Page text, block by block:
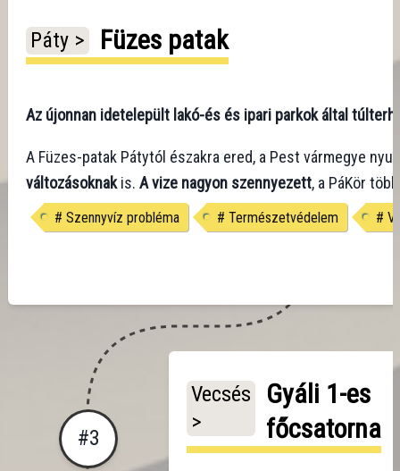
Páty > Füzes patak
Az újonnan idetelepült lakó-és és ipari parkok által
A Füzes-patak Pátytól északra ered, a Pest vármegye
változásoknakis. A vize nagyon szennyezett, a PáKör
# Szennyvíz probléma # Természetvédelem #
#3
Vecsés
>
Gyáli 1-es
főcsatorna